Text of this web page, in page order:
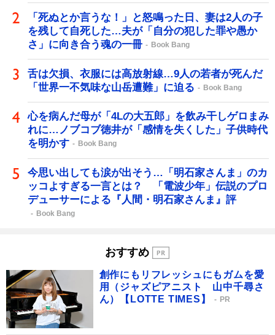
「死ぬとか言うな！」と怒鳴った日、妻は2人の子
を残して自死した…夫が「自分の犯した罪や愚か
さ」に向き合う魂の一冊
Book Bang
舌は欠損、衣服には高放射線…9人の若者が死んだ
「世界一不気味な山岳遭難」に迫る
Book Bang
心を病んだ母が「4Lの大五郎」を飲み干しゲロまみ
れに…ノブコブ徳井が「感情を失くした」子供時代
を明かす
Book Bang
今思い出しても涙が出そう…「明石家さんま」のカ
ッコよすぎる一言とは？ 「電波少年」伝説のプロ
デューサーによる『人間・明石家さんま』評
Book Bang
おすすめ
創作にもリフレッシュにもガムを愛
用（ジャズピアニスト 山中千尋さ
ん）【LOTTE TIMES】
PR